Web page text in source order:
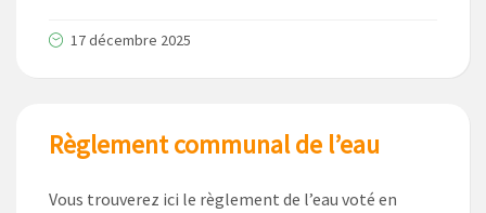
17 décembre 2025
Règlement communal de l’eau
Vous trouverez ici le règlement de l’eau voté en